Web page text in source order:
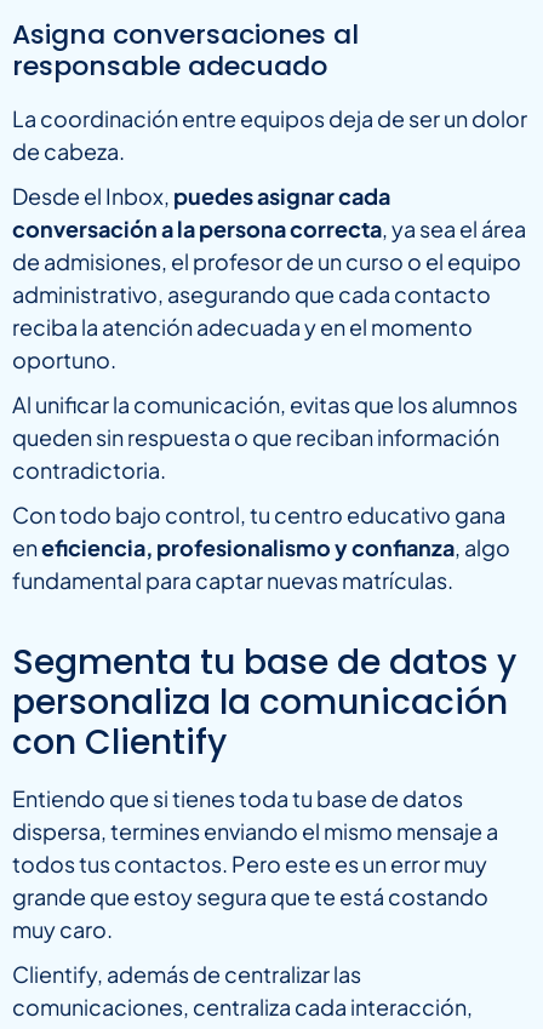
Asigna conversaciones al
responsable adecuado
La coordinación entre equipos deja de ser un dolor
de cabeza.
Desde el Inbox, puedes asignar cada
conversación a la persona correcta, ya sea el área
de admisiones, el profesor de un curso o el equipo
administrativo, asegurando que cada contacto
reciba la atención adecuada y en el momento
oportuno.
Al unificar la comunicación, evitas que los alumnos
queden sin respuesta o que reciban información
contradictoria.
Con todo bajo control, tu centro educativo gana
eneficiencia, profesionalismo y confianza, algo
fundamental para captar nuevas matrículas.
Segmenta tu base de datos y
personaliza la comunicación
con Clientify
Entiendo que si tienes toda tu base de datos
dispersa, termines enviando el mismo mensaje a
todos tus contactos. Pero este es un error muy
grande que estoy segura que te está costando
muy caro.
Clientify, además de centralizar las
comunicaciones, centraliza cada interacción,